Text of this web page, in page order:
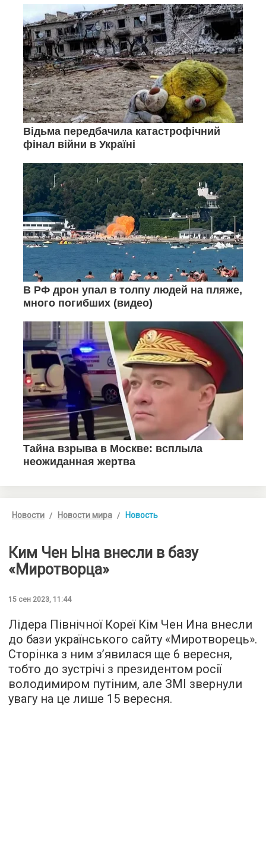
Новости Новости мира Новость
Ким Чен Ына внесли в базу
«Миротворца»
15 сен 2023, 11:44
Лідера Північної Кореї Кім Чен Ина внесли
до бази українського сайту «Миротворець».
Сторінка з ним з’явилася ще 6 вересня,
тобто до зустрічі з президентом росії
володимиром путіним, але ЗМІ звернули
увагу на це лише 15 вересня.